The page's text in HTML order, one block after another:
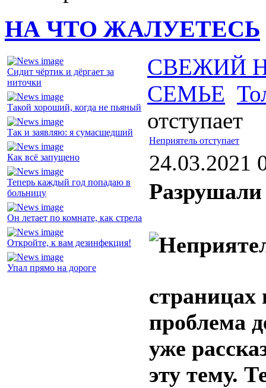
НА ЧТО ЖАЛУЕТЕСЬ
Сидит чёртик и дёргает за
ниточки
Такой хороший, когда не пьяный
Так и заявляю: я сумасшедший
Как всё запущено
Теперь каждый год попадаю в
больницу
Он летает по комнате, как стрела
Откройте, к вам дезинфекция!
Упал прямо на дороге
СВЕЖИЙ
СЕМЬЕ
отступает
Неприятель отступает
24.03.2021
Разрушали
страницах
проблема
уже
эту тему.